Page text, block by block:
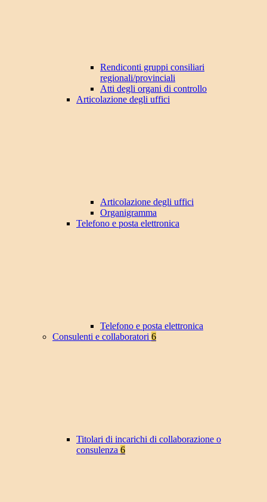
Rendiconti gruppi consiliari
regionali/provinciali
Atti degli organi di controllo
Articolazione degli uffici
Articolazione degli uffici
Organigramma
Telefono e posta elettronica
Telefono e posta elettronica
Consulenti e collaboratori 6
Titolari di incarichi di collaborazione o
consulenza 6